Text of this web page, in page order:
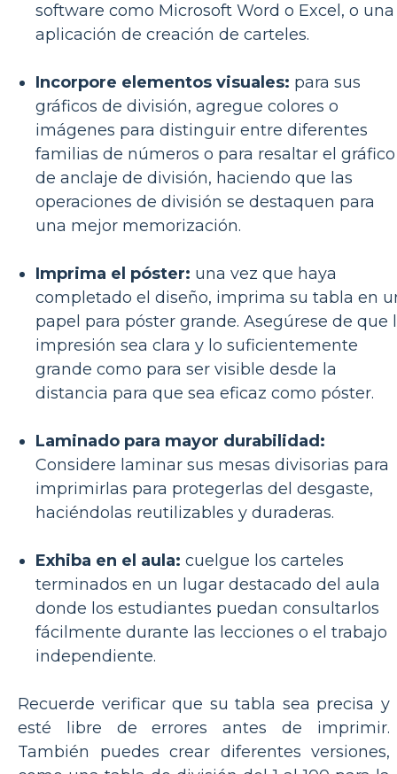
software como Microsoft Word o Excel, o una
aplicación de creación de carteles.
Incorpore elementos visuales: para sus
gráficos de división, agregue colores o
imágenes para distinguir entre diferentes
familias de números o para resaltar el gráfico
de anclaje de división, haciendo que las
operaciones de división se destaquen para
una mejor memorización.
Imprima el póster: una vez que haya
completado el diseño, imprima su tabla en
papel para póster grande. Asegúrese de que
impresión sea clara y lo suficientemente
grande como para ser visible desde la
distancia para que sea eficaz como póster.
Laminado para mayor durabilidad:
Considere laminar sus mesas divisorias para
imprimirlas para protegerlas del desgaste,
haciéndolas reutilizables y duraderas.
Exhiba en el aula: cuelgue los carteles
terminados en un lugar destacado del aula
donde los estudiantes puedan consultarlos
fácilmente durante las lecciones o el trabajo
independiente.
Recuerde verificar que su tabla sea precisa y
esté libre de errores antes de imprimir.
También puedes crear diferentes versiones,